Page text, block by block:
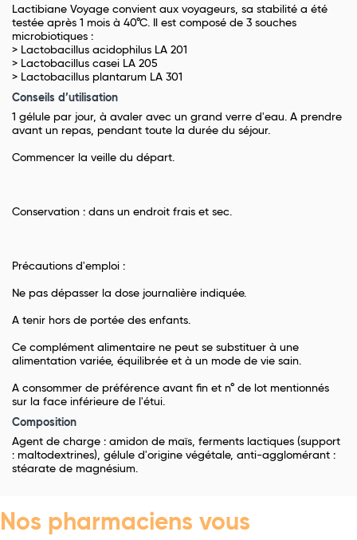
Lactibiane Voyage convient aux voyageurs, sa stabilité a été
testée après 1 mois à 40°C. Il est composé de 3 souches
microbiotiques :
> Lactobacillus acidophilus LA 201
> Lactobacillus casei LA 205
> Lactobacillus plantarum LA 301
Conseils d’utilisation
1 gélule par jour, à avaler avec un grand verre d'eau. A prendre
avant un repas, pendant toute la durée du séjour.
Commencer la veille du départ.
Conservation : dans un endroit frais et sec.
Précautions d'emploi :
Ne pas dépasser la dose journalière indiquée.
A tenir hors de portée des enfants.
Ce complément alimentaire ne peut se substituer à une
alimentation variée, équilibrée et à un mode de vie sain.
A consommer de préférence avant fin et n° de lot mentionnés
sur la face inférieure de l'étui.
Composition
Agent de charge : amidon de maïs, ferments lactiques (support
: maltodextrines), gélule d'origine végétale, anti-agglomérant :
stéarate de magnésium.
Nos pharmaciens vous